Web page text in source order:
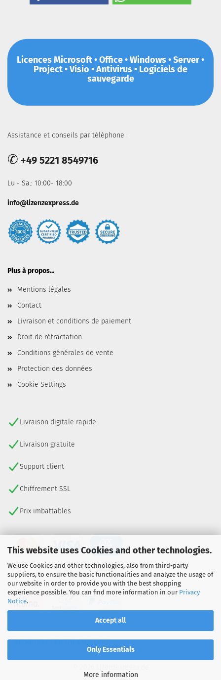
This website uses Cookies and other technologies.
We use Cookies and other technologies, also from third-party
suppliers, to ensure the basic functionalities and analyze the usage of
our website in order to provide you with the best shopping
experience possible. You can find more information in our Privacy
Notice.
Accept all
Only Essentials
More information
Licences Microsoft • Office • Windows • Server •
Project • Visio • Antivirus • Logiciels de
sauvegarde
Assistance et conseils par téléphone :
✆ +49 5221 8549716
Lu - Sa.: 10:00- 18:00
info@lizenzexpress.de
Plus à propos...
Mentions légales
Contact
Livraison et conditions de paiement
Droit de rétractation
Conditions générales de vente
Protection des données
Cookie Settings
Livraison digitale rapide
Livraison gratuite
Support client
Chiffrement SSL
Prix imbattables
SE RÉTRACTER DU CONTRAT